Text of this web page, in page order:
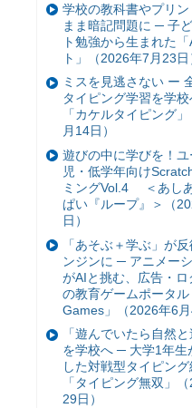
学校の教科書やプリ
まま暗記問題に ─ 子
ト勉強から生まれた
ト」（2026年7月23日
ミスを見逃さない ー
タイピング学習を学校
「カケルタイピング
月14日）
遊びの中に学びを！
児・低学年向け
ミングVol.4 ＜あし
ぱい『ループ』＞（
日）
「あそぶ＋学ぶ」が
ンジンに ─ アニメー
がAIと挑む、広告・ロ
の教育ゲームポータ
Games」（2026年6月
「遊んでいたら自然と
を学校へ ─ 大学1年生
した対戦型タイピング
「タイピング無双」
29日）